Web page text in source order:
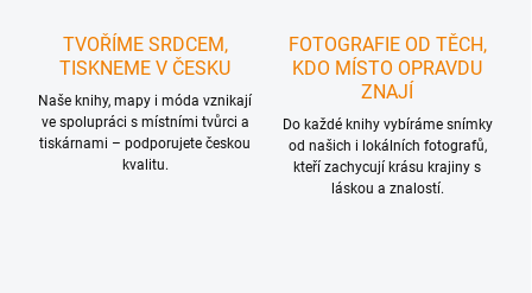
TVOŘÍME SRDCEM,
TISKNEME V ČESKU
Naše knihy, mapy i móda vznikají
ve spolupráci s místními tvůrci a
tiskárnami – podporujete českou
kvalitu.
FOTOGRAFIE OD TĚCH,
KDO MÍSTO OPRAVDU
ZNAJÍ
Do každé knihy vybíráme snímky
od našich i lokálních fotografů,
kteří zachycují krásu krajiny s
láskou a znalostí.